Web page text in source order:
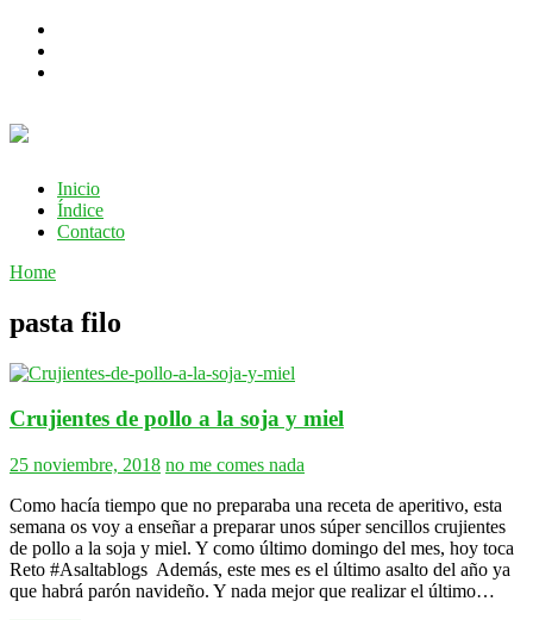
Inicio
Índice
Contacto
Home
pasta filo
Crujientes de pollo a la soja y miel
25 noviembre, 2018 no me comes nada
Como hacía tiempo que no preparaba una receta de aperitivo, esta
semana os voy a enseñar a preparar unos súper sencillos crujientes
de pollo a la soja y miel. Y como último domingo del mes, hoy toca
Reto #Asaltablogs Además, este mes es el último asalto del año ya
que habrá parón navideño. Y nada mejor que realizar el último…